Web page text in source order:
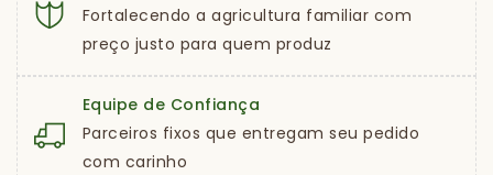
Fortalecendo a agricultura familiar com
preço justo para quem produz
Equipe de Confiança
Parceiros fixos que entregam seu pedido
com carinho